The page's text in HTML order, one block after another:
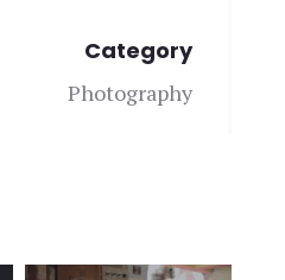
Category
Photography